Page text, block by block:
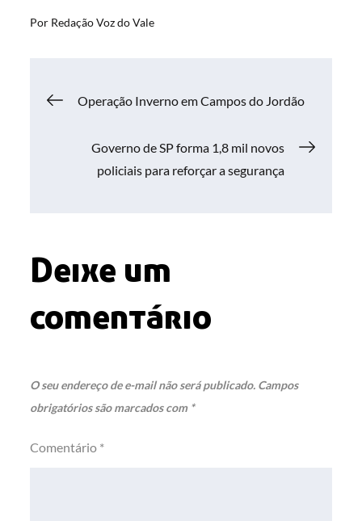
Por Redação Voz do Vale
Navegação
Operação Inverno em Campos do Jordão
Governo de SP forma 1,8 mil novos
policiais para reforçar a segurança
Deixe um
comentário
O seu endereço de e-mail não será publicado. Campos
obrigatórios são marcados com *
Comentário *